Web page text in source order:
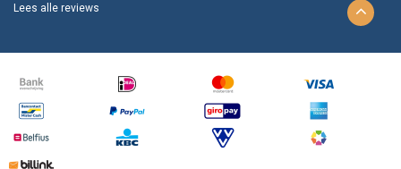
Lees alle reviews